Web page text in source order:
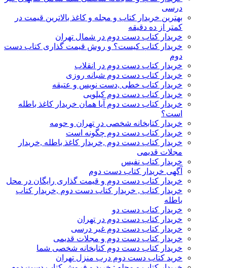
درسی
بهترین خریدار کتاب و مجله و کاغذ بالاترین قیمت در
کمتر از ده دقیقه
خریدار کتاب دست دوم در شمال تهران
خریدار کتاب کیست؟ و روش قیمت گذاری کتاب دست
دوم
خریدار کتاب دست دوم در انقلاب
خریدار کتاب دست دوم شبانه روزی
خریدار کتاب خطی ,دست نویس و عتیقه
خریدار کتاب دست دوم کیلویی
خریدار کتاب دست دوم آیا همان خریدار کاغذ باطله
است؟
خریدار کتابخانه شخصی در تهران و حومه
خریدار کتاب دست دوم چگونه است
خریدار کتاب دست دوم ,خریدار کاغذ باطله ,خریدار
مجلات قدیمی
خریدار کتاب نفیس
آگهی خریدار کتاب دست دوم
خریدار کتاب دست دوم و قیمت گذاری رایگان در محل
خریدار کتاب , خریدار کتاب دست دوم ,خریدار کتاب
باطله
خریدار کتاب دست دو
خریدار کتاب دست دوم در تهران
خریدار کتاب دست دوم غیر درسی
خریدار کتاب دست دوم و مجلات قدیمی
خریدار کتاب دست دوم کتابخانه شخصی شما
خرید کتاب دست دوم درب منزل تهران